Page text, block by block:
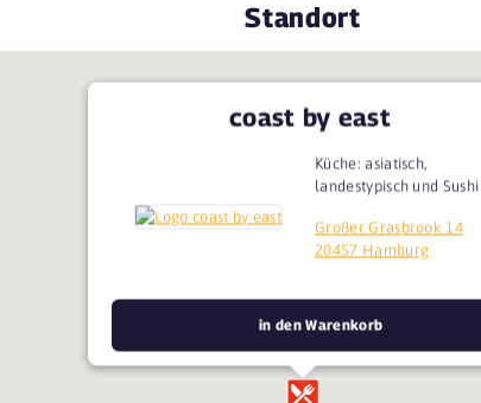
Standort
coast by east
Küche: asiatisch,
landestypisch und Sushi
Großer Grasbrook 14
20457 Hamburg
in den Warenkorb